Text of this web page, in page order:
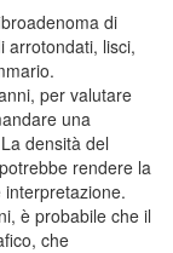
di
arrotondati, lisci,
per valutare
una
densità del
rendere la
è probabile che il
che